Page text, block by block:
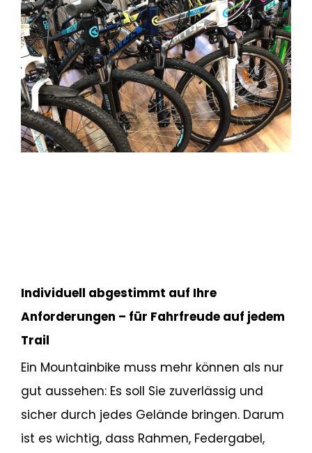
Individuell abgestimmt auf Ihre
Anforderungen – für Fahrfreude auf jedem
Trail
Ein Mountainbike muss mehr können als nur
gut aussehen: Es soll Sie zuverlässig und
sicher durch jedes Gelände bringen. Darum
ist es wichtig, dass Rahmen, Federgabel,